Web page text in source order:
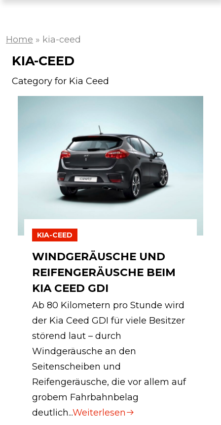
Home » kia-ceed
KIA-CEED
Category for Kia Ceed
KIA-CEED
WINDGERÄUSCHE UND
REIFENGERÄUSCHE BEIM
KIA CEED GDI
Ab 80 Kilometern pro Stunde wird
der Kia Ceed GDI für viele Besitzer
störend laut – durch
Windgeräusche an den
Seitenscheiben und
Reifengeräusche, die vor allem auf
grobem Fahrbahnbelag
deutlich...Weiterlesen